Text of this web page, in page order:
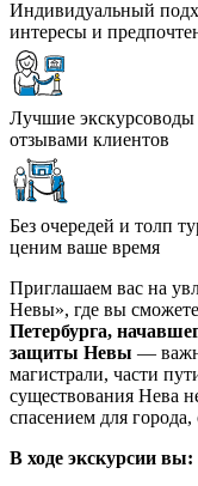
Индивидуальный
интересы и
Лучшие экскурсоводы
отзывами клиентов
Без очередей и толп
ценим ваше время
Приглашаем вас на
Невы», где вы сможете
Петербурга,
защиты Невы —
магистрали, части
существования Нева
спасением для
В ходе экскурсии вы: